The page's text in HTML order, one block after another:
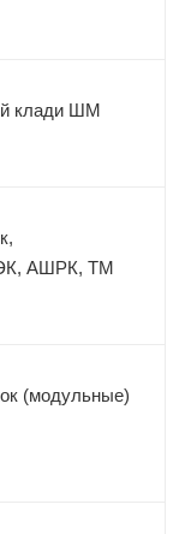
клади ШМ
АШРК, ТМ
(модульные)